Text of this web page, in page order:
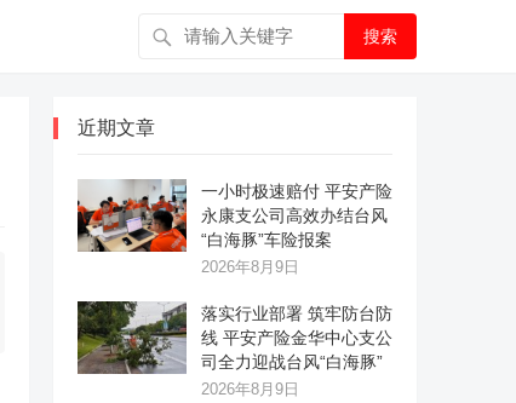
搜索
近期文章
一小时极速赔付 平安产险
永康支公司高效办结台风
“白海豚”车险报案
2026年8月9日
落实行业部署 筑牢防台防
线 平安产险金华中心支公
司全力迎战台风“白海豚”
2026年8月9日